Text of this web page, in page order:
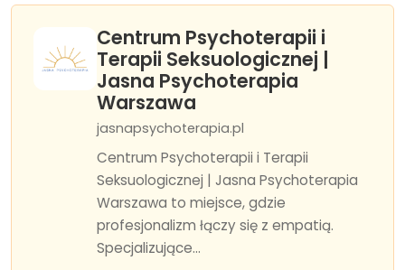
Centrum Psychoterapii i
Terapii Seksuologicznej |
Jasna Psychoterapia
Warszawa
jasnapsychoterapia.pl
Centrum Psychoterapii i Terapii
Seksuologicznej | Jasna Psychoterapia
Warszawa to miejsce, gdzie
profesjonalizm łączy się z empatią.
Specjalizujące...